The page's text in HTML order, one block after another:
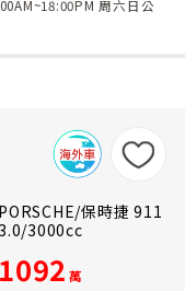
周六日公
PORSCHE/保時捷 911
3000cc
1092 萬